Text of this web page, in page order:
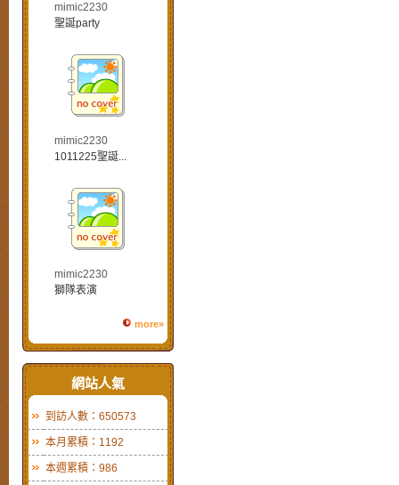
mimic2230
聖誕party
mimic2230
1011225聖誕...
mimic2230
獅隊表演
more»
網站人氣
到訪人數：650573
本月累積：1192
本週累積：986